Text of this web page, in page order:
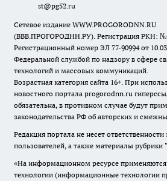
st@pg52.ru
Сетевое издание WWW.PROGORODNN.RU
(ВВВ.ПРОГОРОДНН.РУ). Регистрация РКН: №:
Регистрационный номер ЭЛ 77-90994 от
Федеральной службой по надзору в сфере
технологий и массовых коммуникаций.
Возрастная категория сайта 16+. При
новостного портала progorodnn.ru
обязательна, в противном случае будут
законодательства РФ об авторских и
Редакция портала не несет
пользователей, а также материалы рубрики
«На информационном ресурсе
технологии (информационные технологии